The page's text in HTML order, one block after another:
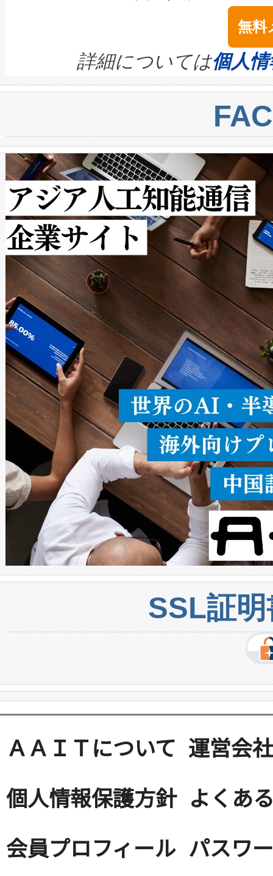
ームを利用すれば、6,000万
きます。この効率性は、フェ
念は、現在データセンターが
ます。 Voltaiq provides a
quality and reliability for AI
BESS stack to ensure battery
centers. Voltaiqは、ai&のAI
からシステム統合、試運転、
クルの各段階のデータを監視
[…]
は1535 nmレーザーを搭載。
イズの小径化を実現すること
す。ノーマルモードでは、
ートル先まで検出でき、これ
トに対して約600メートルに
では、反射率10％のターゲッ
で向上し、最大検知距離は
ットだけで最大1キロメート
ルの変電所周囲を監視でき、
作業と点群処理を簡素化でき
Avia 2は、2種類のFOVオプシ
× 80°のノーマルモード、長
ードを切り替えて使用するこ
ることなく、単一のデバイス
うにします。遠距離まで届く
密度なスキャ […]
無料
詳細については個人
SSL証
ＡＡＩＴについて 運営会社
個人情報保護方針 よくあ
会員プロフィール パスワ